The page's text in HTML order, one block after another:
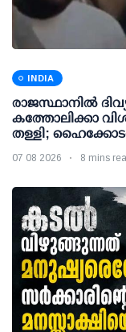
INDIA
രാജസ്ഥാനിൽ
കത്തോലിക്കാ
തള്ളി;
07 08 2026 8 mins